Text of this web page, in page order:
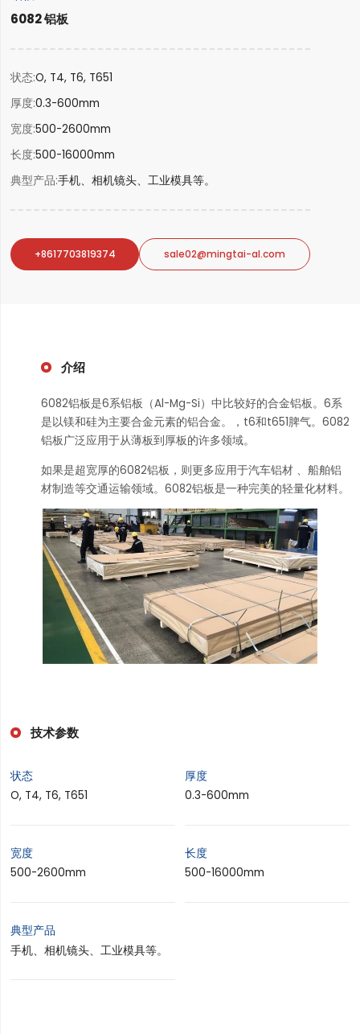
6082 铝板
状态O, T4, T6, T651
厚度0.3-600mm
宽度500-2600mm
长度500-16000mm
典型产品 手机、相机镜头、工业模具等。
+8617703819374 sale02@mingtai-al.com
介绍
6082铝板是6系铝板（Al-Mg-Si）中比较好的合金铝板。6系
是以镁和硅为主要合金元素的铝合金。，t6和t651脾气。6082
铝板广泛应用于从薄板到厚板的许多领域。
如果是超宽厚的6082铝板，则更多应用于汽车铝材 、船舶铝
材制造等交通运输领域。6082铝板是一种完美的轻量化材料。
技术参数
状态
O, T4, T6, T651
厚度
0.3-600mm
宽度
500-2600mm
长度
500-16000mm
典型产品
手机、相机镜头、工业模具等。